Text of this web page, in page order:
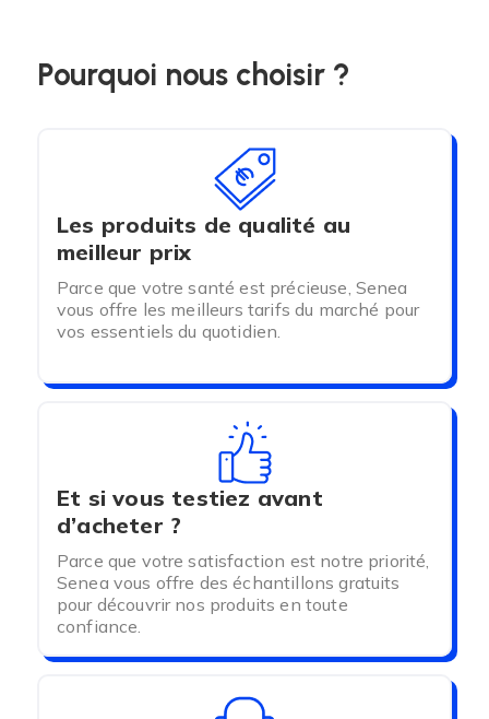
Pourquoi nous choisir ?
Les produits de qualité au
meilleur prix
Parce que votre santé est précieuse, Senea
vous offre les meilleurs tarifs du marché pour
vos essentiels du quotidien.
Et si vous testiez avant
d’acheter ?
Parce que votre satisfaction est notre priorité,
Senea vous offre des échantillons gratuits
pour découvrir nos produits en toute
confiance.